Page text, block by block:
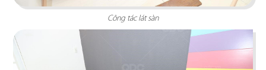
Công tác lát sàn